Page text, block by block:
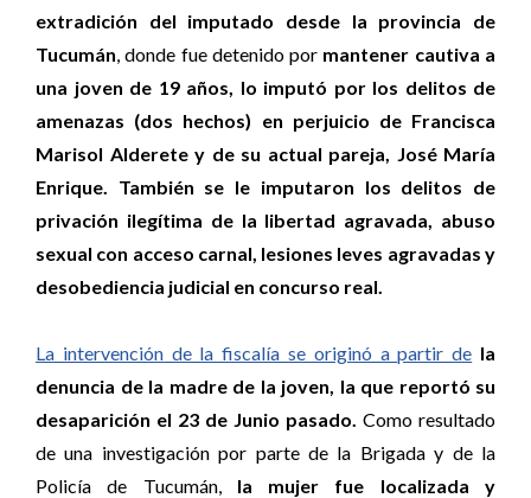
extradición del imputado desde la provincia de
Tucumán, donde fue detenido por mantener cautiva a
una joven de 19 años, lo imputó por los delitos de
amenazas (dos hechos) en perjuicio de Francisca
Marisol Alderete y de su actual pareja, José María
Enrique. También se le imputaron los delitos de
privación ilegítima de la libertad agravada, abuso
sexual con acceso carnal, lesiones leves agravadas y
desobediencia judicial en concurso real.
La intervención de la fiscalía se originó a partir de la
denuncia de la madre de la joven, la que reportó su
desaparición el 23 de Junio pasado. Como resultado
de una investigación por parte de la Brigada y de la
Policía de Tucumán, la mujer fue localizada y